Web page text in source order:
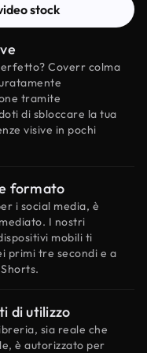
stock
Coverr colma
tramite
di sbloccare la tua
visive in pochi
formato
i social media, è
I nostri
mobili ti
primi tre secondi e a
di utilizzo
sia reale che
è autorizzato per